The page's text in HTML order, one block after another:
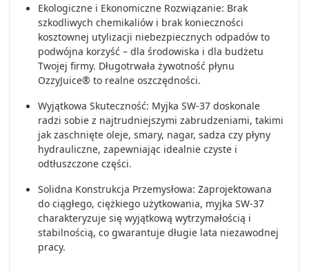
Ekologiczne i Ekonomiczne Rozwiązanie: Brak
szkodliwych chemikaliów i brak konieczności
kosztownej utylizacji niebezpiecznych odpadów to
podwójna korzyść – dla środowiska i dla budżetu
Twojej firmy. Długotrwała żywotność płynu
OzzyJuice® to realne oszczędności.
Wyjątkowa Skuteczność: Myjka SW-37 doskonale
radzi sobie z najtrudniejszymi zabrudzeniami, takimi
jak zaschnięte oleje, smary, nagar, sadza czy płyny
hydrauliczne, zapewniając idealnie czyste i
odtłuszczone części.
Solidna Konstrukcja Przemysłowa: Zaprojektowana
do ciągłego, ciężkiego użytkowania, myjka SW-37
charakteryzuje się wyjątkową wytrzymałością i
stabilnością, co gwarantuje długie lata niezawodnej
pracy.